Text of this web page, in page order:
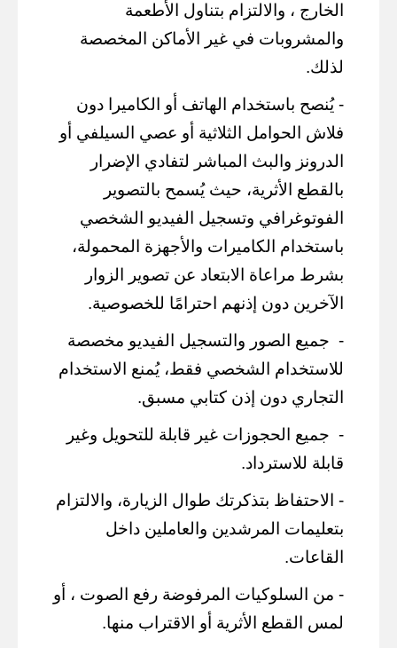
الخارج ، والالتزام بتناول الأطعمة
والمشروبات في غير الأماكن المخصصة
لذلك.
- يُنصح باستخدام الهاتف أو الكاميرا دون
فلاش الحوامل الثلاثية أو عصي السيلفي أو
الدرونز والبث المباشر لتفادي الإضرار
بالقطع الأثرية، حيث يُسمح بالتصوير
الفوتوغرافي وتسجيل الفيديو الشخصي
باستخدام الكاميرات والأجهزة المحمولة،
بشرط مراعاة الابتعاد عن تصوير الزوار
الآخرين دون إذنهم احترامًا للخصوصية.
- جميع الصور والتسجيل الفيديو مخصصة
للاستخدام الشخصي فقط، يُمنع الاستخدام
التجاري دون إذن كتابي مسبق.
- جميع الحجوزات غير قابلة للتحويل وغير
قابلة للاسترداد.
- الاحتفاظ بتذكرتك طوال الزيارة، والالتزام
بتعليمات المرشدين والعاملين داخل
القاعات.
- من السلوكيات المرفوضة رفع الصوت ، أو
لمس القطع الأثرية أو الاقتراب منها.